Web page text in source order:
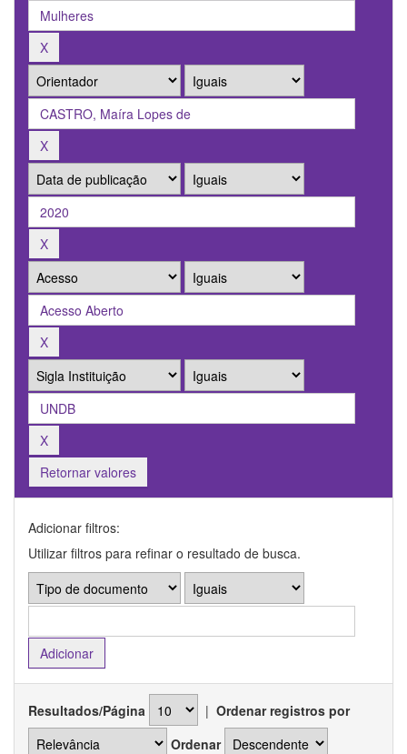
Retornar valores
Adicionar filtros:
Utilizar filtros para refinar o resultado de busca.
Resultados/Página | Ordenar registros por
Ordenar